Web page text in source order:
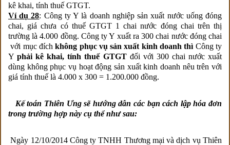
kê khai, tính thuế GTGT.
Ví dụ 28: Công ty Y là doanh nghiệp sản xuất nước uống đóng
chai, giá chưa có thuế GTGT 1 chai nước đóng chai trên thị
trường là 4.000 đồng. Công ty Y xuất ra 300 chai nước đóng chai
với mục đíchkhông phục vụ sản xuất kinh doanh thì Công ty
Yphải kê khai, tính thuế GTGTđối với 300 chai nước xuất
dùng không phục vụ hoạt động sản xuất kinh doanh nêu trên với
giá tính thuế là 4.000 x 300 = 1.200.000 đồng.
Kế toán Thiên Ưng sẽ hướng dẫn các bạn cách lập hóa đơn
trong trường hợp này cụ thể như sau:
Ngày 12/10/2014 Công ty TNHH Thương mại và dịch vụ Thiên